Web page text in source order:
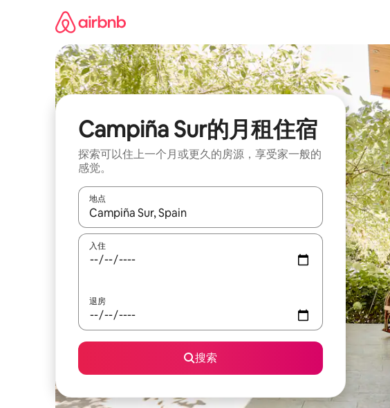
Campiña Sur的月租住宿
探索可以住上一个月或更久的房源，享受家一般的
感觉。
地点
如有搜索结果，请使用上下方向键查看，或通过点击或滑动手势浏览。
入住
退房
搜索